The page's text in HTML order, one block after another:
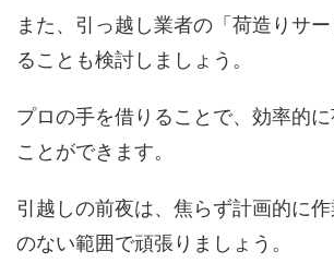
また、引っ越し業者の「荷造りサ
ることも検討しましょう。
プロの手を借りることで、効率的
ことができます。
引越しの前夜は、焦らず計画的に
のない範囲で頑張りましょう。